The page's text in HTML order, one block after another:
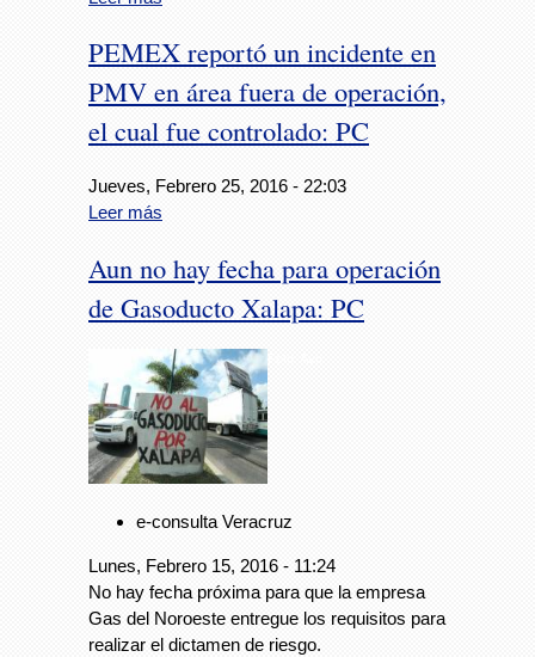
PEMEX reportó un incidente en
PMV en área fuera de operación,
el cual fue controlado: PC
Jueves, Febrero 25, 2016 - 22:03
Leer más
Aun no hay fecha para operación
de Gasoducto Xalapa: PC
e-consulta Veracruz
Lunes, Febrero 15, 2016 - 11:24
No hay fecha próxima para que la empresa
Gas del Noroeste entregue los requisitos para
realizar el dictamen de riesgo.